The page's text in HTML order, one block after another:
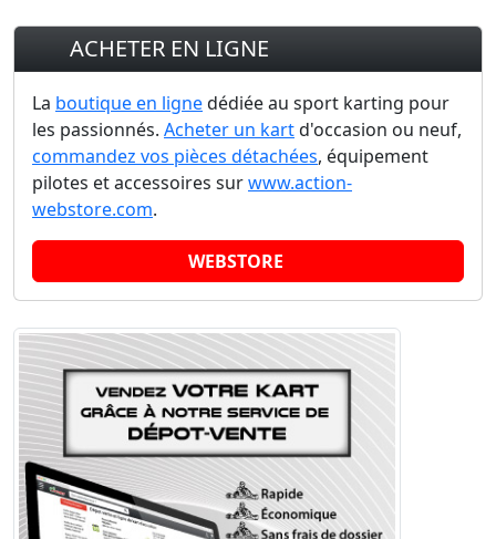
ACHETER EN LIGNE
La boutique en lignedédiée au sport karting pour
les passionnés. Acheter un kartd'occasion ou neuf,
commandez vos pièces détachées, équipement
pilotes et accessoires surwww.action-
webstore.com.
WEBSTORE